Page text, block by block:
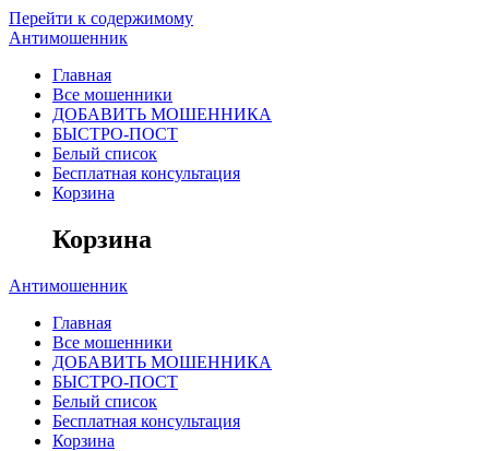
Перейти к содержимому
Антимошенник
Главная
Все мошенники
ДОБАВИТЬ МОШЕННИКА
БЫСТРО-ПОСТ
Белый список
Бесплатная консультация
Корзина
Корзина
Антимошенник
Главная
Все мошенники
ДОБАВИТЬ МОШЕННИКА
БЫСТРО-ПОСТ
Белый список
Бесплатная консультация
Корзина